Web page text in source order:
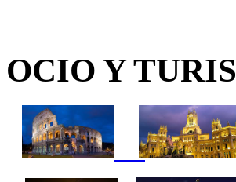
OCIO Y